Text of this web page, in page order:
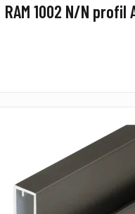
RAM 1002 N/N profil